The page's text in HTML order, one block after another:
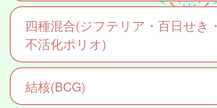
四種混合(ジフテリア・百日せき
不活化ポリオ)
結核(BCG)